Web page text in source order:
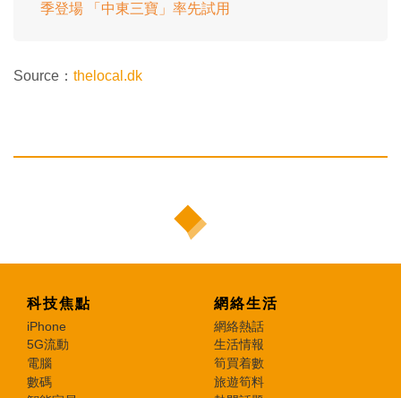
季登場 「中東三寶」率先試用
Source： thelocal.dk
科技焦點
iPhone
5G流動
電腦
數碼
網絡生活
網絡熱話
生活情報
筍買着數
旅遊筍料